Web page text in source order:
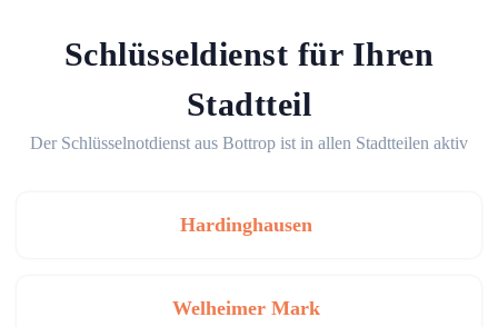
Schlüsseldienst für Ihren
Stadtteil
Der Schlüsselnotdienst aus Bottrop ist in allen Stadtteilen aktiv
Hardinghausen
Welheimer Mark